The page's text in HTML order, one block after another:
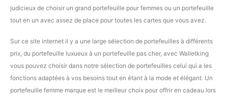
judicieux de choisir un grand portefeuille pour femmes ou un portefeuille
tout en un avec assez de place pour toutes les cartes que vous avez.
Sur ce site internet il y a une large sélection de portefeuilles à différents
prix, du portefeuille luxueux à un portefeuille pas cher, avec Walletking
vous pouvez choisir dans notre sélection de portefeuilles celui qui a les
fonctions adaptées à vos besoins tout en étant à la mode et élégant. Un
portefeuille femme marque est le meilleur choix pour offrir en cadeau lors